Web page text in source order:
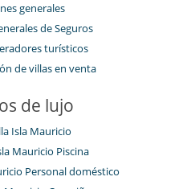
generales
de Seguros
turísticos
de villas en venta
de lujo
Isla Mauricio
Mauricio Piscina
Personal doméstico